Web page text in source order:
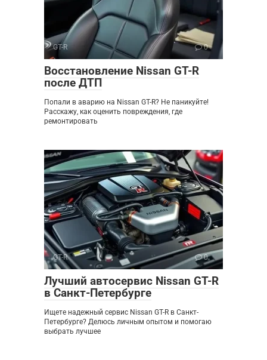
GT-R 0
Восстановление Nissan GT-R
после ДТП
Попали в аварию на Nissan GT-R? Не паникуйте!
Расскажу, как оценить повреждения, где
ремонтировать
GT-R 0
Лучший автосервис Nissan GT-R
в Санкт-Петербурге
Ищете надежный сервис Nissan GT-R в Санкт-
Петербурге? Делюсь личным опытом и помогаю
выбрать лучшее